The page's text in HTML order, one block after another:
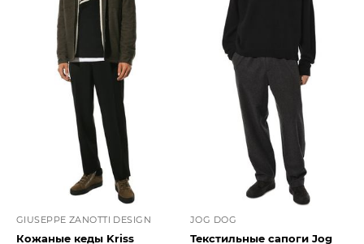
GIUSEPPE ZANOTTI DESIGN
Кожаные кеды Kriss
JOG DOG
Текстильные сапоги Jog